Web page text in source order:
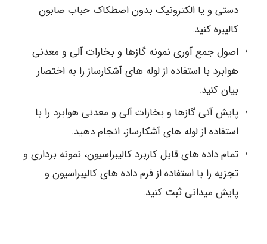
دستی و یا الکترونیک بدون اصطکاک حباب صابون
کالیبره کنید.
اصول جمع آوری نمونه گازها و بخارات آلی و معدنی
هوابرد با استفاده از لوله های آشکارساز را به اختصار
بیان کنید.
پایش آنی گازها و بخارات آلی و معدنی هوابرد را با
استفاده از لوله های آشکارساز، انجام دهید.
تمام داده های قابل کاربرد کالیبراسیون، نمونه برداری و
تجزیه را با استفاده از فرم داده های کالیبراسیون و
پایش میدانی ثبت کنید.